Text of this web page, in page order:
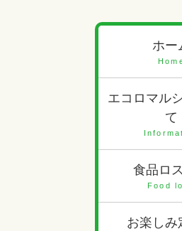
ホー
エコロマル
て
食品ロ
Food
お楽しみ